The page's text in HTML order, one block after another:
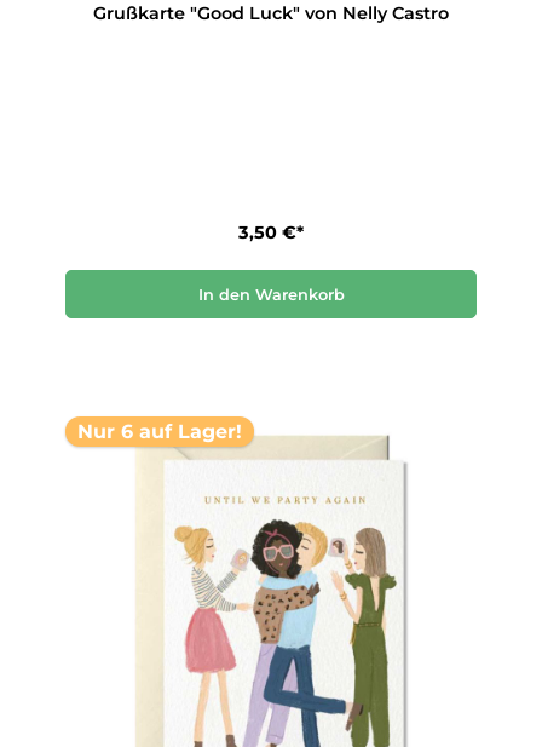
Grußkarte "Good Luck" von Nelly Castro
3,50 €*
In den Warenkorb
Nur 6 auf Lager!